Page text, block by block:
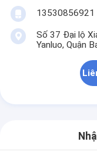
13530856921
Số 37 Đại lộ
Yanluo, Quận